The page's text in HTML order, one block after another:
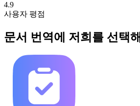
4.9
사용자 평점
문서 번역에 저희를 선택